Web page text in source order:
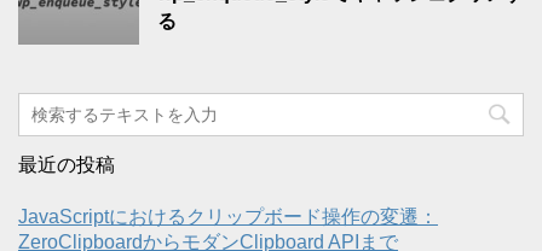
る
最近の投稿
JavaScriptにおけるクリップボード操作の変遷：
ZeroClipboardからモダンClipboard APIまで